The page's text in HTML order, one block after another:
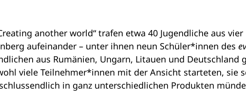
another world“ trafen etwa 40 Jugendliche aus
aufeinander – unter ihnen neun Schüler*innen des
aus Rumänien, Ungarn, Litauen und Deutschland
viele Teilnehmer*innen mit der Ansicht starteten, sie
in ganz unterschiedlichen Produkten